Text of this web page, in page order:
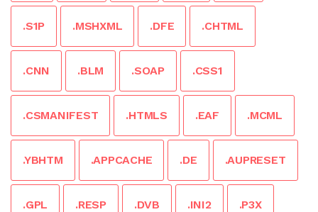
.S1P .MSHXML .DFE .CHTML
.CNN .BLM .SOAP .CSS1
.CSMANIFEST .HTMLS .EAF .MCML
.YBHTM .APPCACHE .DE .AUPRESET
.GPL .RESP .DVB .INI2 .P3X